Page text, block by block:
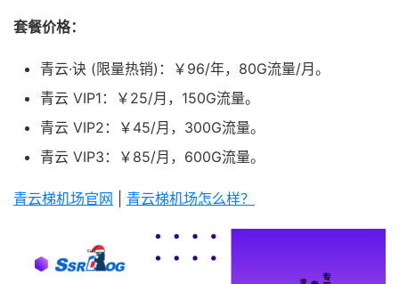
套餐价格：
青云·诀 (限量热销)：￥96/年，80G流量/月。
青云 VIP1：￥25/月，150G流量。
青云 VIP2：￥45/月，300G流量。
青云 VIP3：￥85/月，600G流量。
青云梯机场官网 青云梯机场怎么样？